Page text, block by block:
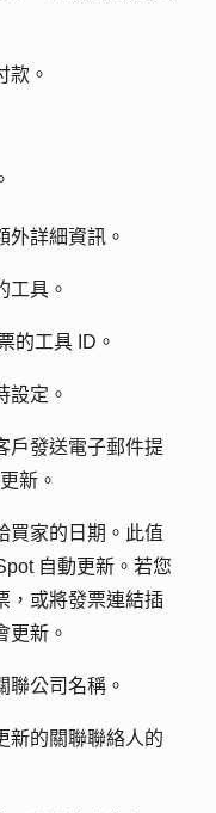
款。
外詳細資訊。
工具。
的工具 ID。
設定。
戶發送電子郵件提
新。
買家的日期。此值
自動更新。若您
，或將發票連結插
更新。
聯公司名稱。
新的關聯聯絡人的